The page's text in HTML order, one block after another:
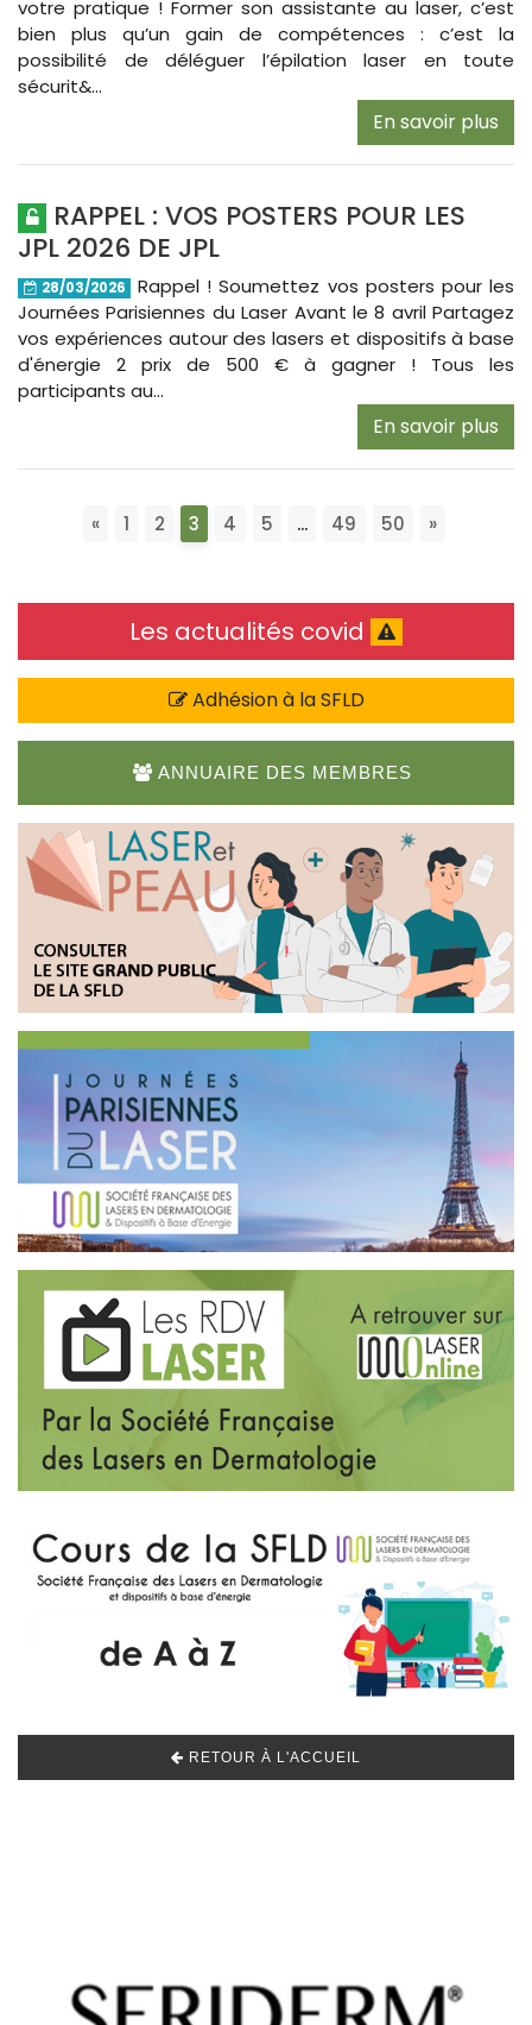
votre pratique ! Former son assistante au laser, c’est
bien plus qu’un gain de compétences : c’est la
possibilité de déléguer l’épilation laser en toute
sécurit&...
En savoir plus
RAPPEL : VOS POSTERS POUR LES
JPL 2026 DE JPL
28/03/2026
Rappel ! Soumettez vos posters pour les
Journées Parisiennes du Laser Avant le 8 avril Partagez
vos expériences autour des lasers et dispositifs à base
d'énergie 2 prix de 500 € à gagner ! Tous les
participants au...
En savoir plus
«Page suivante
1 2 3 4 5 ... 49 50 »Page
Les actualités covid
Adhésion à la SFLD
ANNUAIRE DES MEMBRES
RETOUR À L'ACCUEIL